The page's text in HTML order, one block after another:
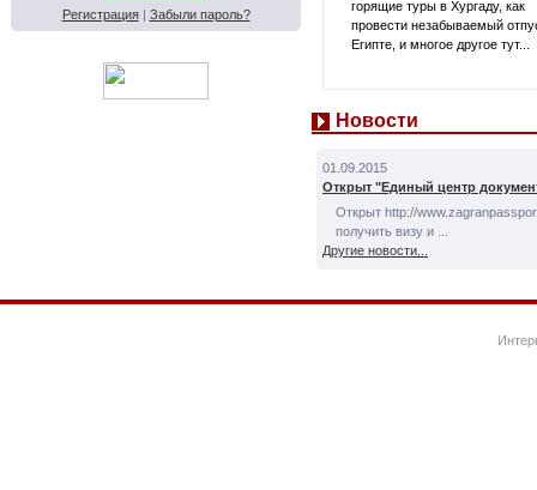
Регистрация| Забыли пароль?
горящие туры в Хургаду, как
провести незабываемый
Египте, и многое другое тут...
Новости
01.09.2015
Открыт "Единый центр
Открыт http://
получить визу и ...
Другие новости...